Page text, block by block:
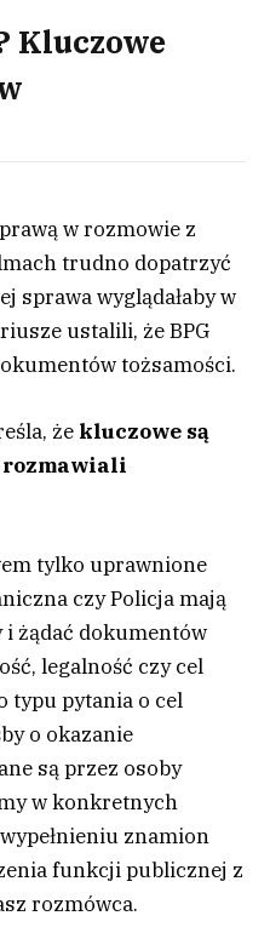
Kluczowe
w rozmowie z
trudno dopatrzyć
sprawa wyglądałaby w
ustalili, że BPG
tożsamości.
że kluczowe są
rozmawiali
tylko uprawnione
czy Policja mają
żądać dokumentów
legalność czy cel
typu pytania o cel
o okazanie
są przez osoby
w konkretnych
znamion
funkcji publicznej z
rozmówca.